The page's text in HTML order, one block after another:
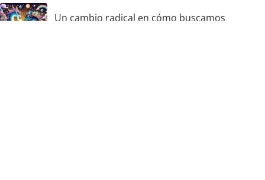
Un cambio radical en cómo buscamos